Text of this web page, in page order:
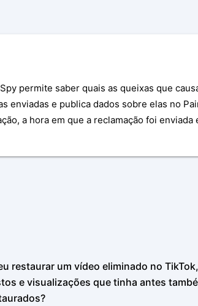
permite saber quais as queixas que
enviadas e publica dados sobre elas no
a hora em que a reclamação foi enviada
restaurar um vídeo eliminado no
e visualizações que tinha antes